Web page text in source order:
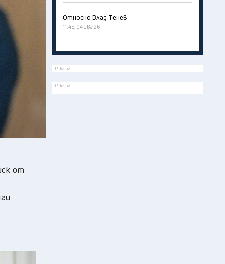
от
Относно Влад Тенев
11:45, 04 авг 26
Реклама
Реклама